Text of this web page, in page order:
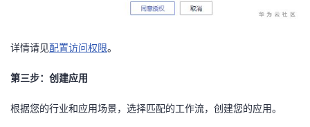
详情请见配置访问权限。
第三步：创建应用
根据您的行业和应用场景，选择匹配的工作流，创建您的应用。